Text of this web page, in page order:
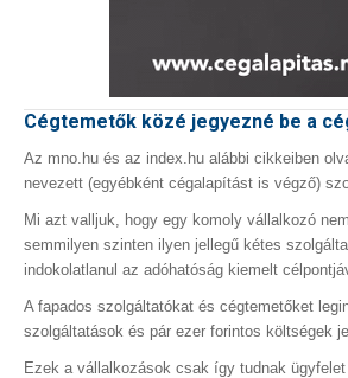
Cégtemetők közé jegyezné be a
Az mno.hu és az index.hu alábbi cikkeiben
nevezett (egyébként cégalapítást is végző)
Mi azt valljuk, hogy egy komoly vállalkozó
semmilyen szinten ilyen jellegű kétes
indokolatlanul az adóhatóság kiemelt
A fapados szolgáltatókat és cégtemetőket
szolgáltatások és pár ezer forintos költségek
Ezek a vállalkozások csak így tudnak